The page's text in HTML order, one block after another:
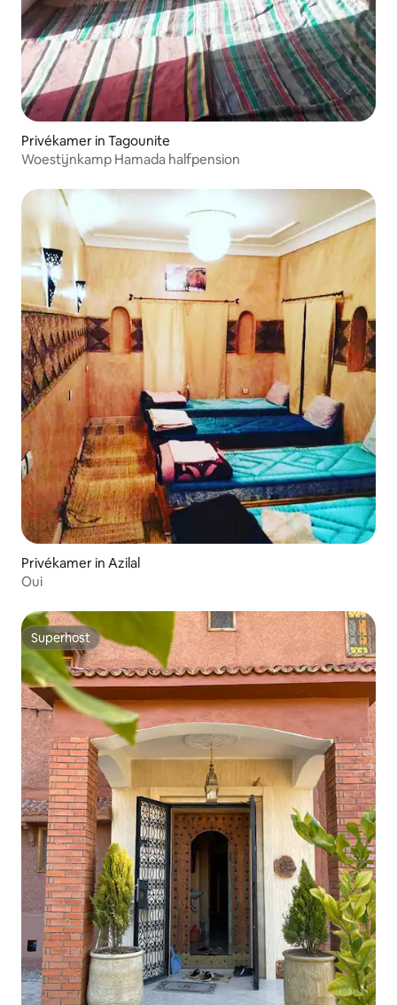
Privékamer in Tagounite
Woestijnkamp Hamada halfpension
Privékamer in Azilal
Oui
Superhost
Superhost